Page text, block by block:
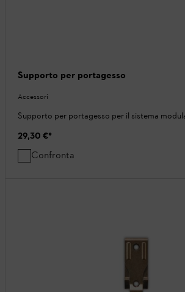
Supporto per portagesso
Accessori
Supporto per portagesso per il sistema
29,30 €*
Confronta